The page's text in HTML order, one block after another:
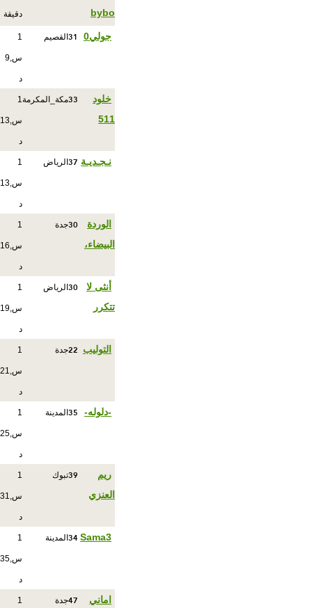
bybo دقيقة
جولي0 31 القصيم 1
س,9
د
خلود
511
33مكة_المكرمة1
س,13
د
نـجـديـة 37 الرياض 1
س,13
د
الوردة
البيضاء،
30جدة 1
س,16
د
أنثى لا
تتكرر
30 الرياض 1
س,19
د
التوليب 22جدة 1
س,21
د
-دلوله- 35 المدينة 1
س,25
د
ريم
العنزي
39تبوك 1
س,31
د
Sama3
34 المدينة 1
س,35
د
اماني
47جدة 1